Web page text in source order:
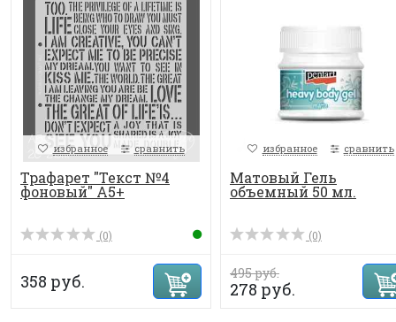
избранное сравнить
Трафарет "Текст №4
фоновый" А5+
(0)
358 руб.
избранное сравнить
Матовый Гель
объемный 50 мл.
(0)
495 руб.
278 руб.